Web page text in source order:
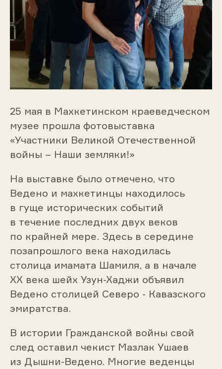
25 мая в Махкетинском краеведческом
музее прошла фотовыставка
«Участники Великой Отечественной
войны – Наши земляки!»
На выставке было отмечено, что
Ведено и махкетинцы находилось
в гуще исторических событий
в течение последних двух веков
по крайней мере. Здесь в середине
позапрошлого века находилась
столица имамата Шамиля, а в начале
ХХ века шейх Узун-Хаджи объявил
Ведено столицей Северо - Кавазского
эмиратства.
В истории Гражданской войны свой
след оставил чекист Мазлак Ушаев
из Дышни-Ведено. Многие веденцы